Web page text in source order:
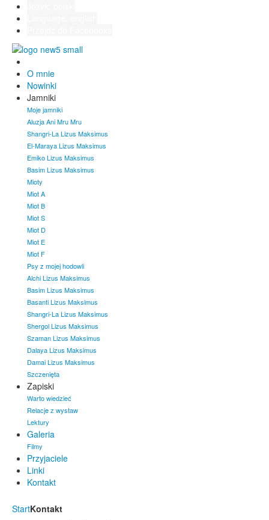
O mnie
Nowinki
Jamniki
Moje jamniki
Aluzja Ani Mru Mru
Shangri-La Lizus Maksimus
El-Maraya Lizus Maksimus
Emiko Lizus Maksimus
Basim Lizus Maksimus
Mioty
Miot A
Miot B
Miot S
Miot D
Miot E
Miot F
Psy z mojej hodowli
Alchi Lizus Maksimus
Basim Lizus Maksimus
Basanti Lizus Maksimus
Shangri-La Lizus Maksimus
Shergol Lizus Maksimus
Szaman Lizus Maksimus
Dalaya Lizus Maksimus
Damai Lizus Maksimus
Szczenięta
Zapiski
Warto wiedzieć
Relacje z wystaw
Lektury
Galeria
Filmy
Przyjaciele
Linki
Kontakt
StartKontakt